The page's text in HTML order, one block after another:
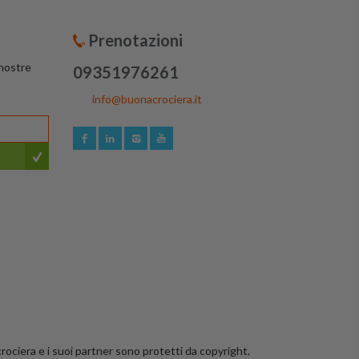
Prenotazioni
09351976261
info@buonacrociera.it
e i suoi partner sono protetti da copyright.